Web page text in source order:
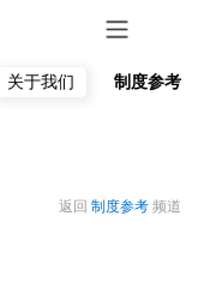
关于我们 制度参考
返回 制度参考 频道